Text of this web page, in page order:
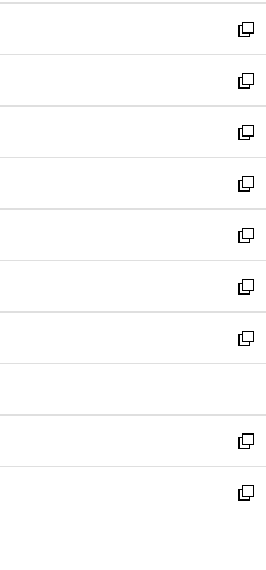
で
開
く
ン
ド
ウ
で
開
く
ウ
ィ
ン
ド
ウ
で
開
く
し
い
ウ
ィ
ン
ド
ウ
で
開
く
新
し
い
ウ
ィ
ン
ド
ウ
で
開
く
新
し
い
ウ
ィ
ン
ド
ウ
で
開
く
新
し
い
ウ
ィ
ン
ド
ウ
で
開
新
し
い
ウ
ィ
ン
ド
ウ
開
く
新
し
い
ウ
ィ
ン
ウ
で
開
く
新
し
い
ウ
ン
ド
ウ
で
新
し
ウ
ィ
ン
ド
新
し
い
新